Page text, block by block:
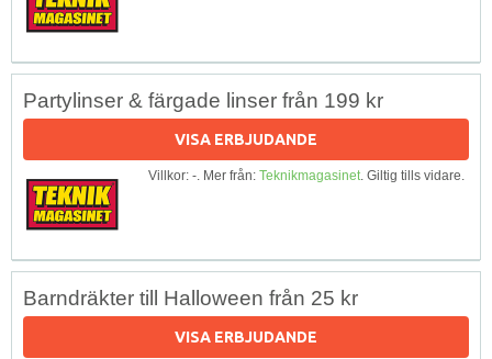
Partylinser & färgade linser från 199 kr
VISA ERBJUDANDE
Villkor: -. Mer från: Teknikmagasinet. Giltig tills vidare.
Barndräkter till Halloween från 25 kr
VISA ERBJUDANDE